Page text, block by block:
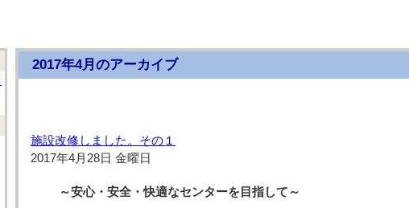
2017年4月のアーカイブ
施設改修しました。その１
2017年4月28日 金曜日
～安心・安全・快適なセンターを目指して～